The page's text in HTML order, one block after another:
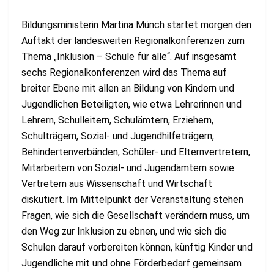
Bildungsministerin Martina Münch startet morgen den
Auftakt der landesweiten Regionalkonferenzen zum
Thema „Inklusion – Schule für alle“. Auf insgesamt
sechs Regionalkonferenzen wird das Thema auf
breiter Ebene mit allen an Bildung von Kindern und
Jugendlichen Beteiligten, wie etwa Lehrerinnen und
Lehrern, Schulleitern, Schulämtern, Erziehern,
Schulträgern, Sozial- und Jugendhilfeträgern,
Behindertenverbänden, Schüler- und Elternvertretern,
Mitarbeitern von Sozial- und Jugendämtern sowie
Vertretern aus Wissenschaft und Wirtschaft
diskutiert. Im Mittelpunkt der Veranstaltung stehen
Fragen, wie sich die Gesellschaft verändern muss, um
den Weg zur Inklusion zu ebnen, und wie sich die
Schulen darauf vorbereiten können, künftig Kinder und
Jugendliche mit und ohne Förderbedarf gemeinsam